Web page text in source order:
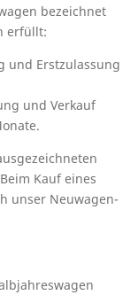
bezeichnet
erfüllt:
und Erstzulassung
und Verkauf
Kauf eines
unser Neuwagen-